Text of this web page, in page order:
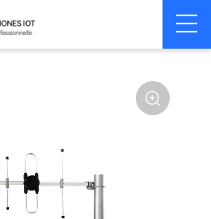
Antenna
